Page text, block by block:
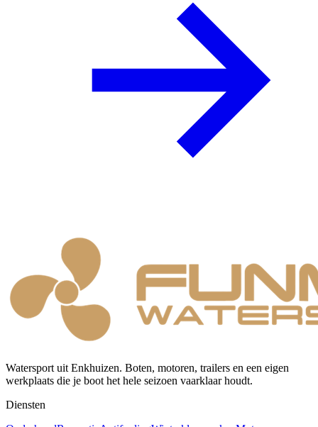
Watersport uit Enkhuizen. Boten, motoren, trailers en een eigen
werkplaats die je boot het hele seizoen vaarklaar houdt.
Diensten